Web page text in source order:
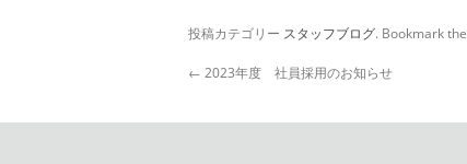
投稿カテゴリー スタッフブログ. Bookmark the
← 2023年度 社員採用のお知らせ